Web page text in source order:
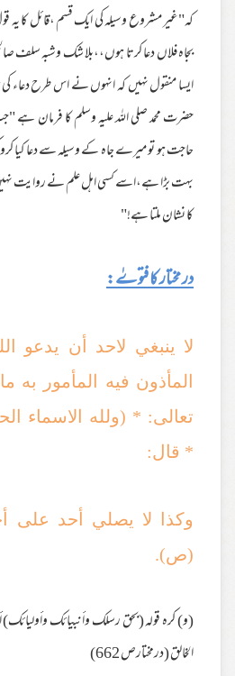
کہ"غیر مشروع وسیلہ کی ایک قسم ،قائل کا
بجاہ فلاں دعا کرتا ہوں،،بلا شک وشبہ
ایسا منقول نہیں کہ انہوں نے اس طرح دعاء
حضرت محمد صلی اللہ علیہ وسلم کا فرمان ہے
حاجت ہو تو میرے جاہ کے وسیلہ سے دعا کیا کرو
بہت بڑا ہے،اسے کسی اہل علم نے روایت
کا نشان ملتا ہے!"
در مختار کا فتوےٰ:
لا ينبغي لاحد أن يدعو
المأذون فيه المأمور به
تعالى: * (ولله الاسماء
* قال:
وكذا لا يصلي أحد على
(ص).
(و) كره قوله (بحق رسلك وأنبيائك وأوليائك)
الخالق (درمختارص 662)